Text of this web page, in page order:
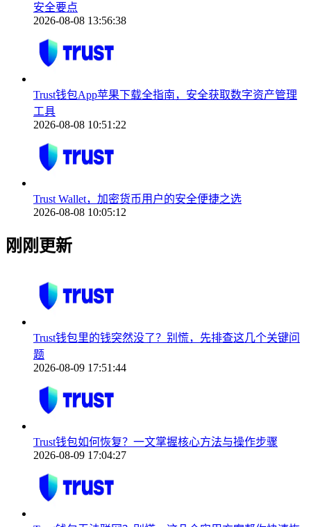
安全要点
2026-08-08 13:56:38
Trust钱包App苹果下载全指南，安全获取数字资产管理
工具
2026-08-08 10:51:22
Trust Wallet，加密货币用户的安全便捷之选
2026-08-08 10:05:12
刚刚更新
Trust钱包里的钱突然没了？别慌，先排查这几个关键问
题
2026-08-09 17:51:44
Trust钱包如何恢复？一文掌握核心方法与操作步骤
2026-08-09 17:04:27